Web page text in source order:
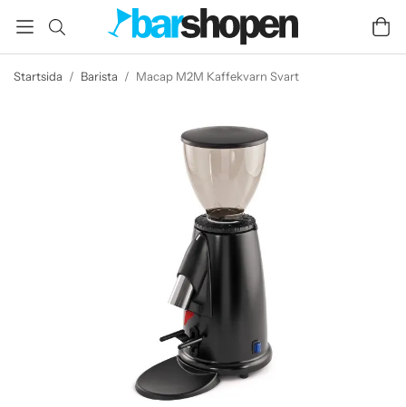
Startsida / Barista / Macap M2M Kaffekvarn Svart